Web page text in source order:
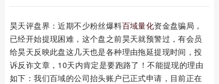
昊天评盘界：近期不少粉丝爆料百域量化资金盘骗局，
已经开始提现困难，这个盘之前昊天就预警过，有会员
给昊天反映此盘这几天也是各种理由拖延提现时间，投
诉反诈文章，10天内肯定是要跑路了！不能提现的理由
如下：我们百域的公司抬头账户已正式申请，目前正在